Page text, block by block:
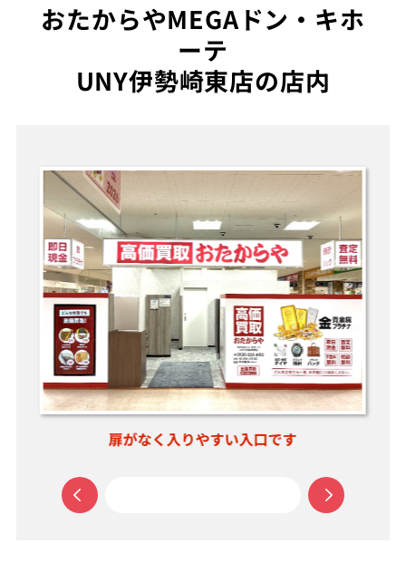
おたからやMEGAドン・キホ
ーテ
UNY伊勢崎東店の店内
扉がなく入りやすい入口です